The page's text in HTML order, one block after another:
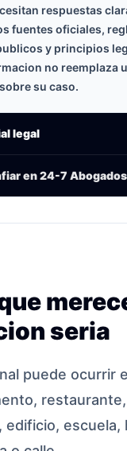
respuestas
fuentes oficiales,
y principios
no reemplaza
su caso.
legal
en 24-7 Abogados
seria
puede ocurrir
restaurante,
edificio, escuela,